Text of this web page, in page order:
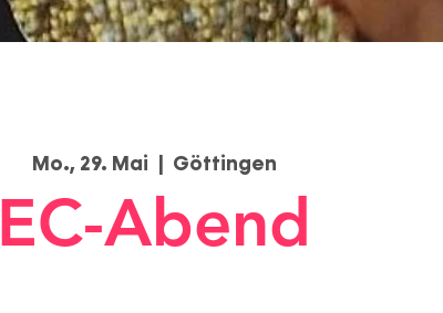
Mo., 29. Mai Göttingen
EC-Abend